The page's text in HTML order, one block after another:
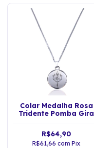
Colar Medalha Rosa
Tridente Pomba Gira
R$64,90
R$61,66com Pix